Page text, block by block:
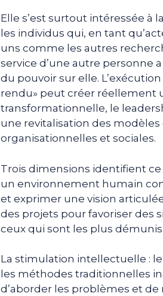
Elle s’est surtout intéressée à
les individus qui, en tant
uns comme les autres
service d’une autre
du pouvoir sur elle.
rendu» peut créer réellement
transformationnelle, le
une revitalisation des
organisationnelles et sociales.
Trois dimensions identifient
un environnement humain
et exprimer une vision
des projets pour favoriser des
ceux qui sont les plus démunis.
La stimulation intellectuelle :
les méthodes traditionnelles
d’aborder les problèmes et de